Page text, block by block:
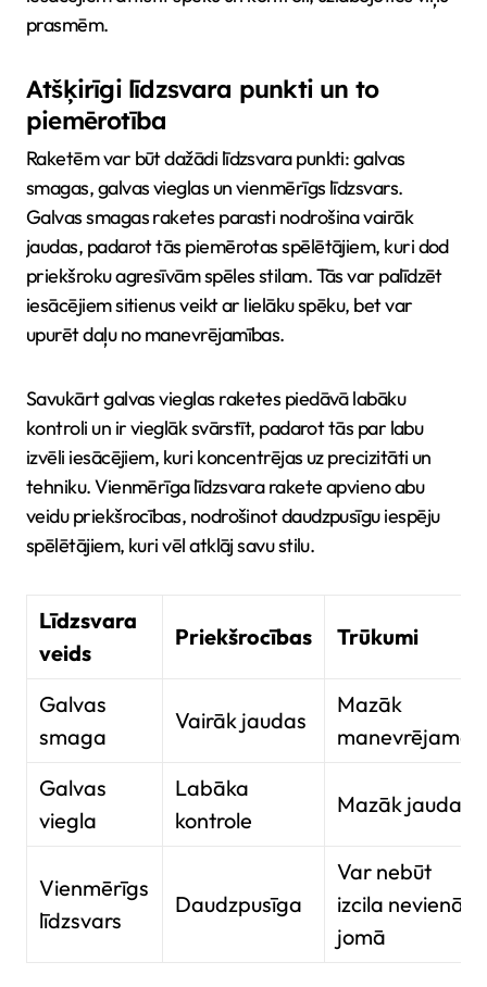
prasmēm.
Atšķirīgi līdzsvara punkti un to
piemērotība
Raketēm var būt dažādi līdzsvara punkti: galvas
smagas, galvas vieglas un vienmērīgs līdzsvars.
Galvas smagas raketes parasti nodrošina vairāk
jaudas, padarot tās piemērotas spēlētājiem, kuri dod
priekšroku agresīvām spēles stilam. Tās var palīdzēt
iesācējiem sitienus veikt ar lielāku spēku, bet var
upurēt daļu no manevrējamības.
Savukārt galvas vieglas raketes piedāvā labāku
kontroli un ir vieglāk svārstīt, padarot tās par labu
izvēli iesācējiem, kuri koncentrējas uz precizitāti un
tehniku. Vienmērīga līdzsvara rakete apvieno abu
veidu priekšrocības, nodrošinot daudzpusīgu iespēju
spēlētājiem, kuri vēl atklāj savu stilu.
Līdzsvara
veids
Priekšrocības Trūkumi
Galvas
smaga
Vairāk jaudas
Mazāk
manevrējama
Galvas
viegla
Labāka
kontrole
Mazāk jaudas
Vienmērīgs
līdzsvars
Daudzpusīga
Var nebūt
izcila nevienā
jomā